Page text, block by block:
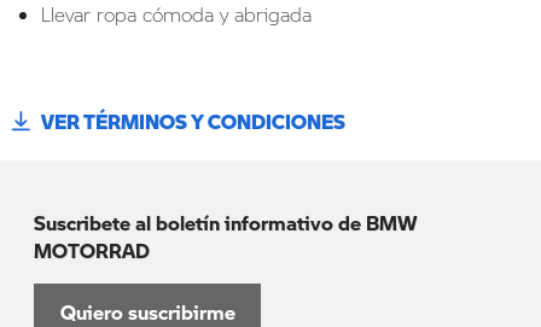
Llevar ropa cómoda y abrigada
VER TÉRMINOS Y CONDICIONES
Suscribete al boletín informativo de BMW
MOTORRAD
Quiero suscribirme